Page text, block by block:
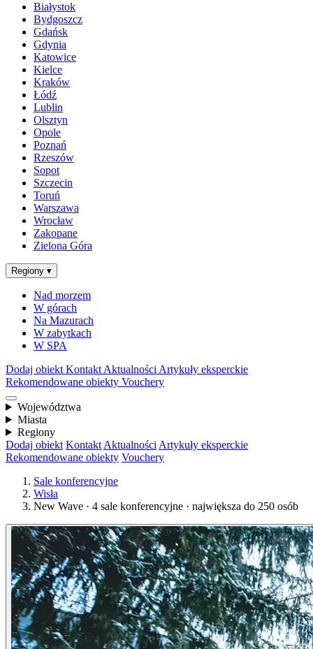
Białystok
Bydgoszcz
Gdańsk
Gdynia
Katowice
Kielce
Kraków
Łódź
Lublin
Olsztyn
Opole
Poznań
Rzeszów
Sopot
Szczecin
Toruń
Warszawa
Wrocław
Zakopane
Zielona Góra
Regiony ▾
Nad morzem
W górach
Na Mazurach
W zabytkach
W SPA
Dodaj obiekt Kontakt Aktualności Artykuły eksperckie
Rekomendowane obiekty Vouchery
Województwa
Miasta
Regiony
Dodaj obiekt Kontakt Aktualności Artykuły eksperckie
Rekomendowane obiekty Vouchery
Sale konferencyjne
Wisła
New Wave · 4 sale konferencyjne · największa do 250 osób